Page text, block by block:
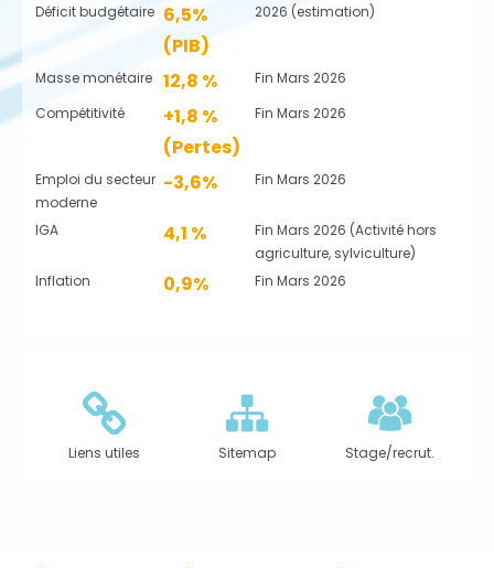
Déficit budgétaire 6,5%
(PIB)
2026 (estimation)
Masse monétaire 12,8 %
Fin Mars 2026
Compétitivité
+1,8 %
(Pertes)
Fin Mars 2026
Emploi du secteur
moderne
-3,6% Fin Mars 2026
IGA 4,1 %
Fin Mars 2026 (Activité hors
agriculture, sylviculture)
Inflation
0,9% Fin Mars 2026
Liens utiles Sitemap Stage/recrut.